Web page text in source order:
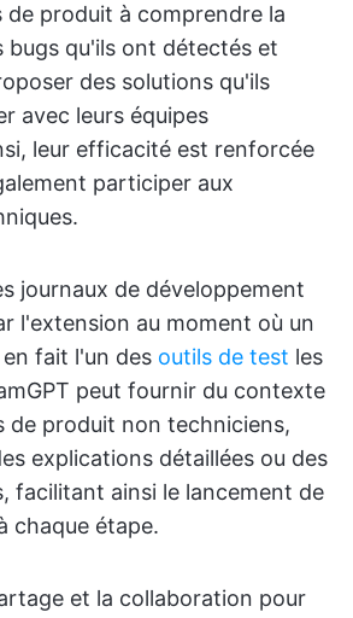
de produit à comprendre la
bugs qu'ils ont détectés et
des solutions qu'ils
avec leurs équipes
leur efficacité est renforcée
participer aux
journaux de développement
l'extension au moment où un
fait l'un des outils de test les
peut fournir du contexte
de produit non techniciens,
explications détaillées ou des
facilitant ainsi le lancement de
chaque étape.
et la collaboration pour